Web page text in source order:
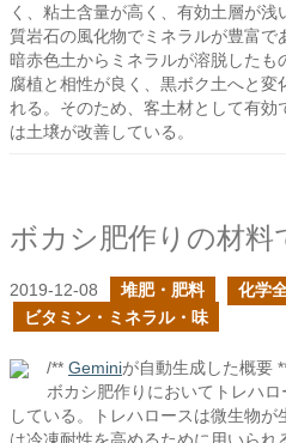
く、粘土含量が高く、有効土層が
質岩石の風化物でミネラルが豊富
暗赤色土からミネラルが溶脱したも
腐植と相性が良く、黒ボク土へと変
れる。そのため、客土材として有
は土壌が改善している。
2019-12-08 堆肥・肥料
化学
ビタミン・ミネラル・味
/** Geminiが自動生成した概要
ボカシ肥作りにおいてトレハ
している。トレハロースは微生物